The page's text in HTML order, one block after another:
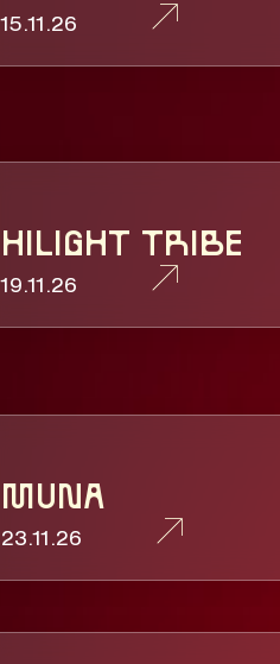
15.11.26
HILIGHT TRIBE
19.11.26
MUNA
23.11.26